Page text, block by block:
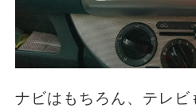
ナビはもちろん、テレビ